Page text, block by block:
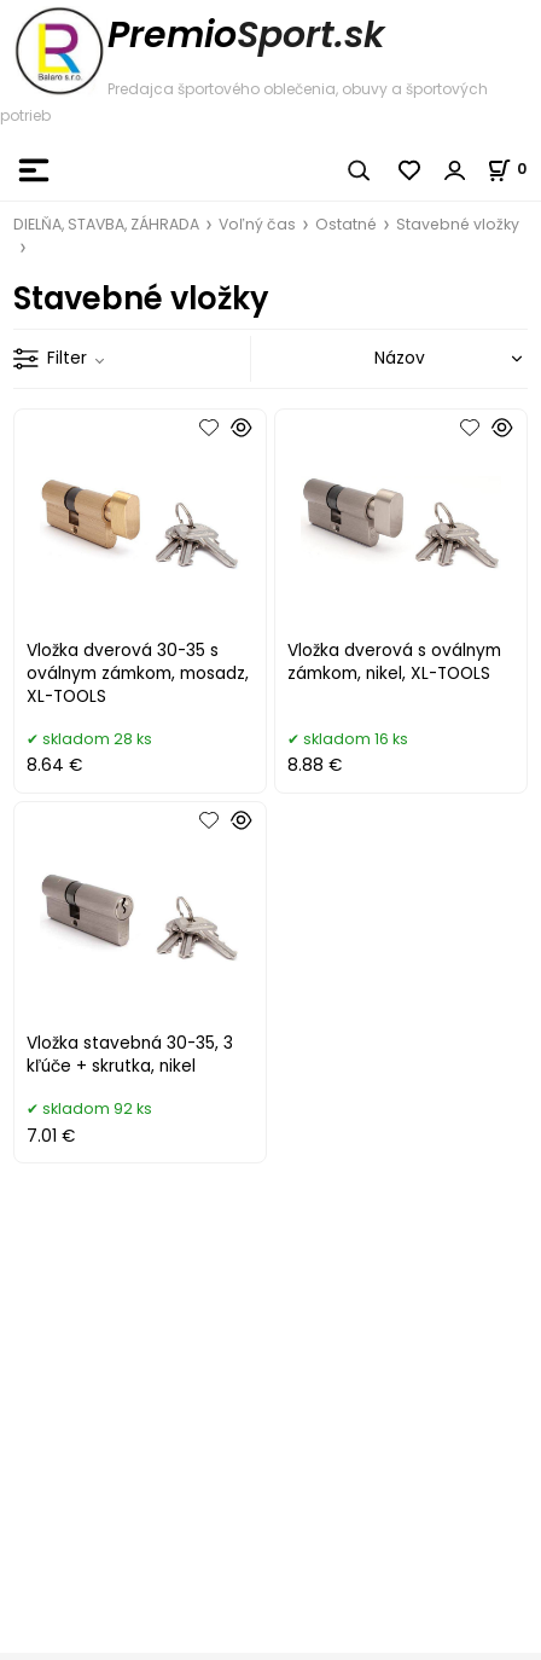
PremioSport.sk
Predajca športového oblečenia, obuvy a športových
potrieb
0
DIELŇA, STAVBA, ZÁHRADA Voľný čas Ostatné Stavebné vložky
Stavebné vložky
Filter
Vložka dverová 30-35 s
oválnym zámkom, mosadz,
XL-TOOLS
skladom 28 ks
8.64 €
Vložka dverová s oválnym
zámkom, nikel, XL-TOOLS
skladom 16 ks
8.88 €
Vložka stavebná 30-35, 3
kľúče + skrutka, nikel
skladom 92 ks
7.01 €